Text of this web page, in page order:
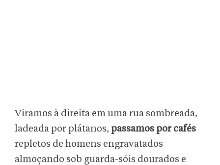
Viramos à direita em uma rua sombreada,
ladeada por plátanos, passamos por cafés
repletos de homens engravatados
almoçando sob guarda-sóis dourados e